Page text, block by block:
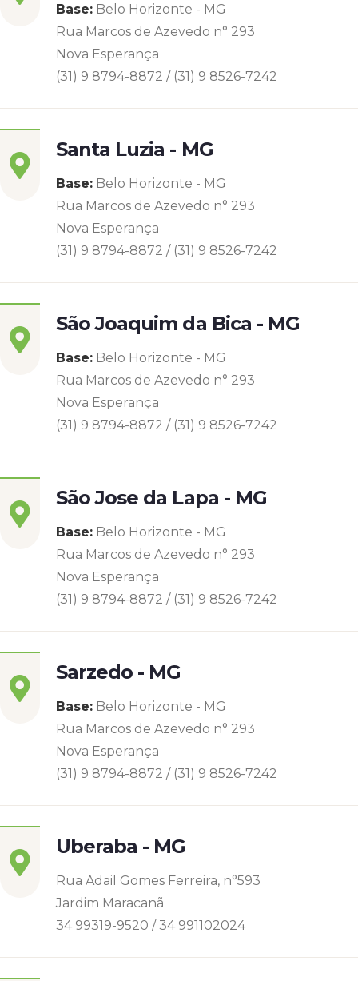
Base: Belo Horizonte - MG
Rua Marcos de Azevedo n° 293
Nova Esperança
(31) 9 8794-8872 / (31) 9 8526-7242
Santa Luzia - MG
Base: Belo Horizonte - MG
Rua Marcos de Azevedo n° 293
Nova Esperança
(31) 9 8794-8872 / (31) 9 8526-7242
São Joaquim da Bica - MG
Base: Belo Horizonte - MG
Rua Marcos de Azevedo n° 293
Nova Esperança
(31) 9 8794-8872 / (31) 9 8526-7242
São Jose da Lapa - MG
Base: Belo Horizonte - MG
Rua Marcos de Azevedo n° 293
Nova Esperança
(31) 9 8794-8872 / (31) 9 8526-7242
Sarzedo - MG
Base: Belo Horizonte - MG
Rua Marcos de Azevedo n° 293
Nova Esperança
(31) 9 8794-8872 / (31) 9 8526-7242
Uberaba - MG
Rua Adail Gomes Ferreira, n°593
Jardim Maracanã
34 99319-9520 / 34 991102024